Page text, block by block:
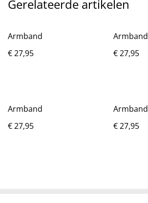
Gerelateerde artikelen
Armband
€ 27,95
Armband
€ 27,95
Armband
€ 27,95
Armband
€ 27,95